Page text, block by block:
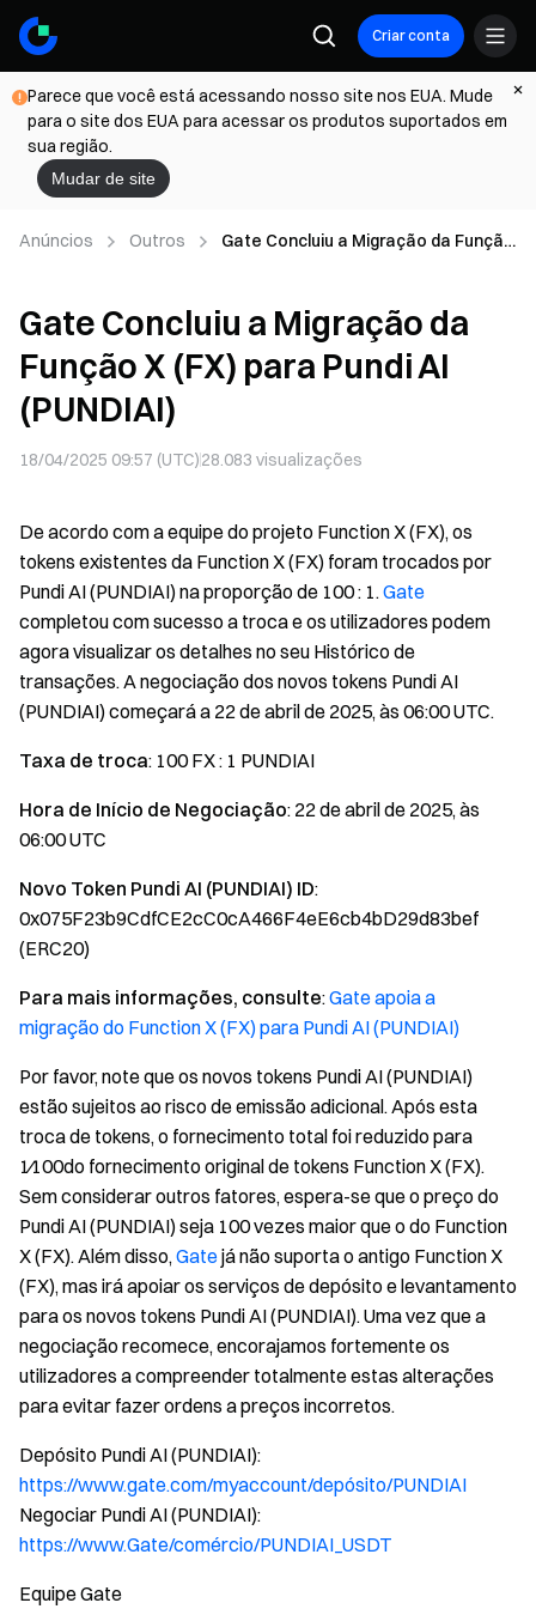
Criar conta
Parece que você está acessando nosso site nos EUA. Mude
para o site dos EUA para acessar os produtos suportados em
sua região.
Mudar de site
Anúncios Outros
Gate Concluiu a Migração da Função
Gate Concluiu a Migração da
Função X (FX) para Pundi AI
(PUNDIAI)
18/04/2025 09:57 (UTC)28.083 visualizações
De acordo com a equipe do projeto Function X (FX), os
tokens existentes da Function X (FX) foram trocados por
Pundi AI (PUNDIAI) na proporção de 100 : 1.Gate
completou com sucesso a troca e os utilizadores podem
agora visualizar os detalhes no seu Histórico de
transações. A negociação dos novos tokens Pundi AI
(PUNDIAI) começará a 22 de abril de 2025, às 06:00 UTC.
Taxa de troca: 100 FX : 1 PUNDIAI
Hora de Início de Negociação: 22 de abril de 2025, às
06:00 UTC
Novo Token Pundi AI (PUNDIAI) ID:
0x075F23b9CdfCE2cC0cA466F4eE6cb4bD29d83bef
(ERC20)
Para mais informações, consulte:Gate apoia a
migração do Function X (FX) para Pundi AI (PUNDIAI)
Por favor, note que os novos tokens Pundi AI (PUNDIAI)
estão sujeitos ao risco de emissão adicional. Após esta
troca de tokens, o fornecimento total foi reduzido para
1⁄100do fornecimento original de tokens Function X (FX).
Sem considerar outros fatores, espera-se que o preço do
Pundi AI (PUNDIAI) seja 100 vezes maior que o do Function
X (FX). Além disso,Gatejá não suporta o antigo Function X
(FX), mas irá apoiar os serviços de depósito e levantamento
para os novos tokens Pundi AI (PUNDIAI). Uma vez que a
negociação recomece, encorajamos fortemente os
utilizadores a compreender totalmente estas alterações
para evitar fazer ordens a preços incorretos.
Depósito Pundi AI (PUNDIAI):
https://www.gate.com/myaccount/depósito/PUNDIAI
Negociar Pundi AI (PUNDIAI):
https://www.Gate/comércio/PUNDIAI_USDT
Equipe Gate